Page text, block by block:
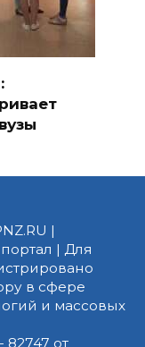
|
| Для
в сфере
и массовых
от